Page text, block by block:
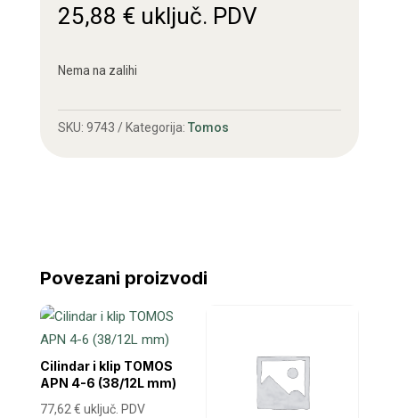
25,88 € uključ. PDV
Nema na zalihi
SKU: 9743 Kategorija: Tomos
Povezani proizvodi
Cilindar i klip TOMOS
APN 4-6 (38/12L mm)
77,62€ uključ. PDV